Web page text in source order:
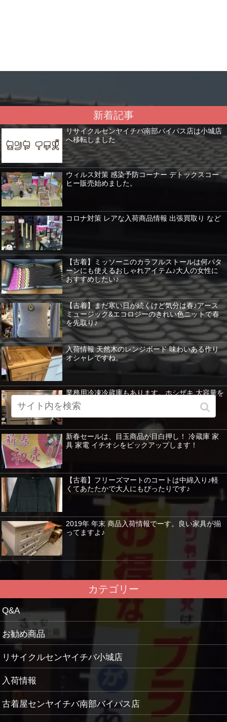
新着記事
リサイクルセンヤイチバ南部バイパス店は小城店
へ移転しました
ウィルス対策 感染予防コーナー デトックスコー
ヒー販売始めました。
コロナ対策 レアな入荷商品情報 出張買取り など
【古着】ミッソーニのカラフルストールは何パタ
ーンにも使えるおしゃれアイテム♪大人の女性に
おすすめしたい♪
【古着】まだ寒い日が続くけど気分は春♪アース
ミュージック&エコロジーのきれい色ニットで春
を先取り♪
入荷情報 天然木のレンジボード 味わいある作り
オシャレですね。
業務用冷凍冷蔵庫もあります。ホシザキ 大容量を
紹介 暖房器具など特価！
新春セールは、目玉商品が目白押し！ 冷蔵庫 家
具 家電 イチオシをピックアップします！
【古着】フリーズマートのコートは中綿入り♪軽
くてあたたかで大人にもぴったりです♪
2019年 年末 商品入荷情報でーす。良い家具が揃
ってますよ♪
カテゴリー
Q&A
お勧め商品
リサイクルセンヤイチバ小城店
入荷情報
古着屋センヤイチバ南部バイパス店